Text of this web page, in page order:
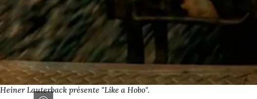
Heiner Lauterback présente "Like a Hobo".